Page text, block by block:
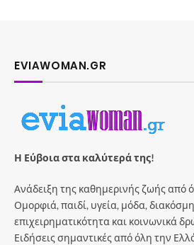
EVIAWOMAN.GR
Η Εύβοια στα καλύτερά της!
Ανάδειξη της καθημερινής ζωής από
Ομορφιά, παιδί, υγεία, μόδα,
επιχειρηματικότητα και κοινωνικά
Ειδήσεις σημαντικές από όλη την